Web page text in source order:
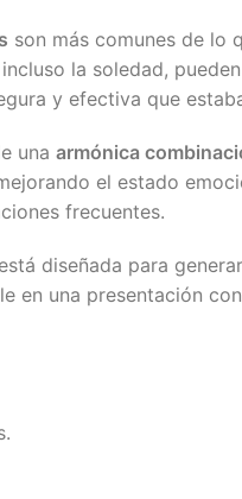
son más comunes de lo
la soledad,
y efectiva que
una armónica
el estado
frecuentes.
está diseñada para
en una presentación con